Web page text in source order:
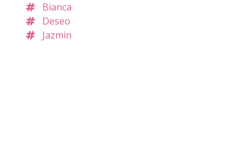
Bianca
Deseo
Jazmin